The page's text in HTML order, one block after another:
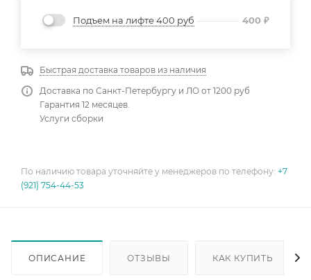
Подъем на лифте 400 руб 400 ₽
Быстрая доставка товаров из наличия
Доставка по Санкт-Петербургу и ЛО от 1200 руб
Гарантия 12 месяцев.
Услуги сборки
По наличию товара уточняйте у менеджеров по телефону: +7
(921) 754-44-53
ОПИСАНИЕ ОТЗЫВЫ КАК КУПИТЬ